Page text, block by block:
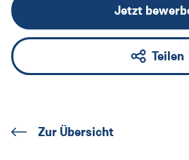
Jetzt
Teilen
Zur Übersicht